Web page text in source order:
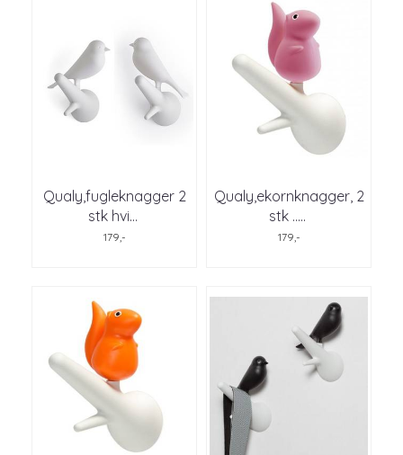
Qualy,fugleknagger 2
stk hvi...
179,-
Qualy,ekornknagger, 2
stk .....
179,-